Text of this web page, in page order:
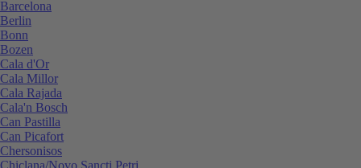
Barcelona
Berlin
Bonn
Bozen
Cala d'Or
Cala Millor
Cala Rajada
Cala'n Bosch
Can Pastilla
Can Picafort
Chersonisos
Chiclana/Novo Sancti Petri